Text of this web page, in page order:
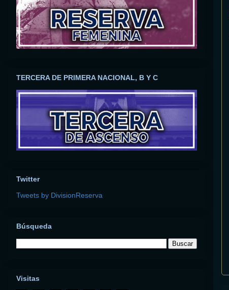
TERCERA DE PRIMERA NACIONAL, B Y C
Twitter
Tweets by DivisionReserva
Búsqueda
Visitas